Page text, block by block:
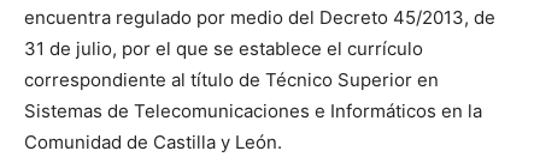
encuentra regulado por medio del Decreto 45/2013, de
31 de julio, por el que se establece el currículo
correspondiente al título de Técnico Superior en
Sistemas de Telecomunicaciones e Informáticos en la
Comunidad de Castilla y León.